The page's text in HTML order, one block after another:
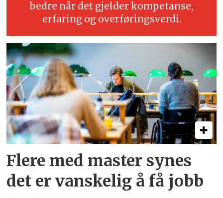
bedre når det gjelder kompetanse,
erfaring og overføringsverdi.
Flere med master synes
det er vanskelig å få jobb